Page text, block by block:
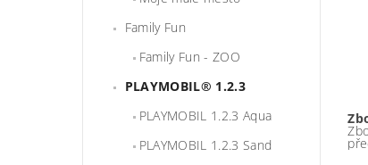
Family Fun
Family Fun - ZOO
PLAYMOBIL® 1.2.3
PLAYMOBIL 1.2.3 Aqua
PLAYMOBIL 1.2.3 Sand